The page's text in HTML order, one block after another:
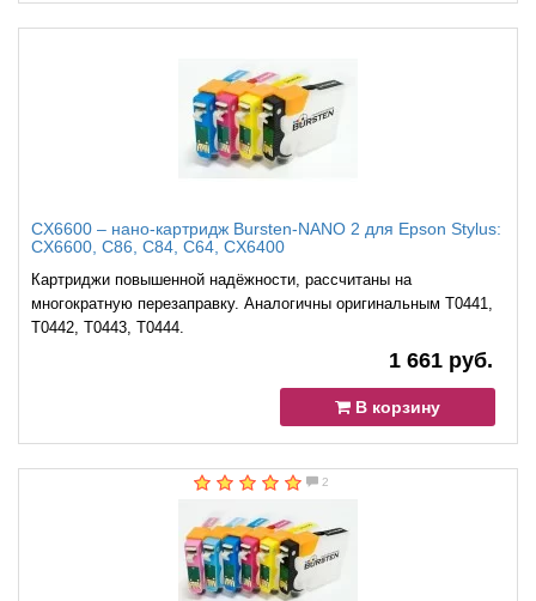
CX6600 – нано-картридж Bursten-NANO 2 для Epson Stylus:
CX6600, C86, C84, C64, CX6400
Картриджи повышенной надёжности, рассчитаны на
многократную перезаправку. Аналогичны оригинальным T0441,
T0442, T0443, T0444.
1 661 руб.
В корзину
2